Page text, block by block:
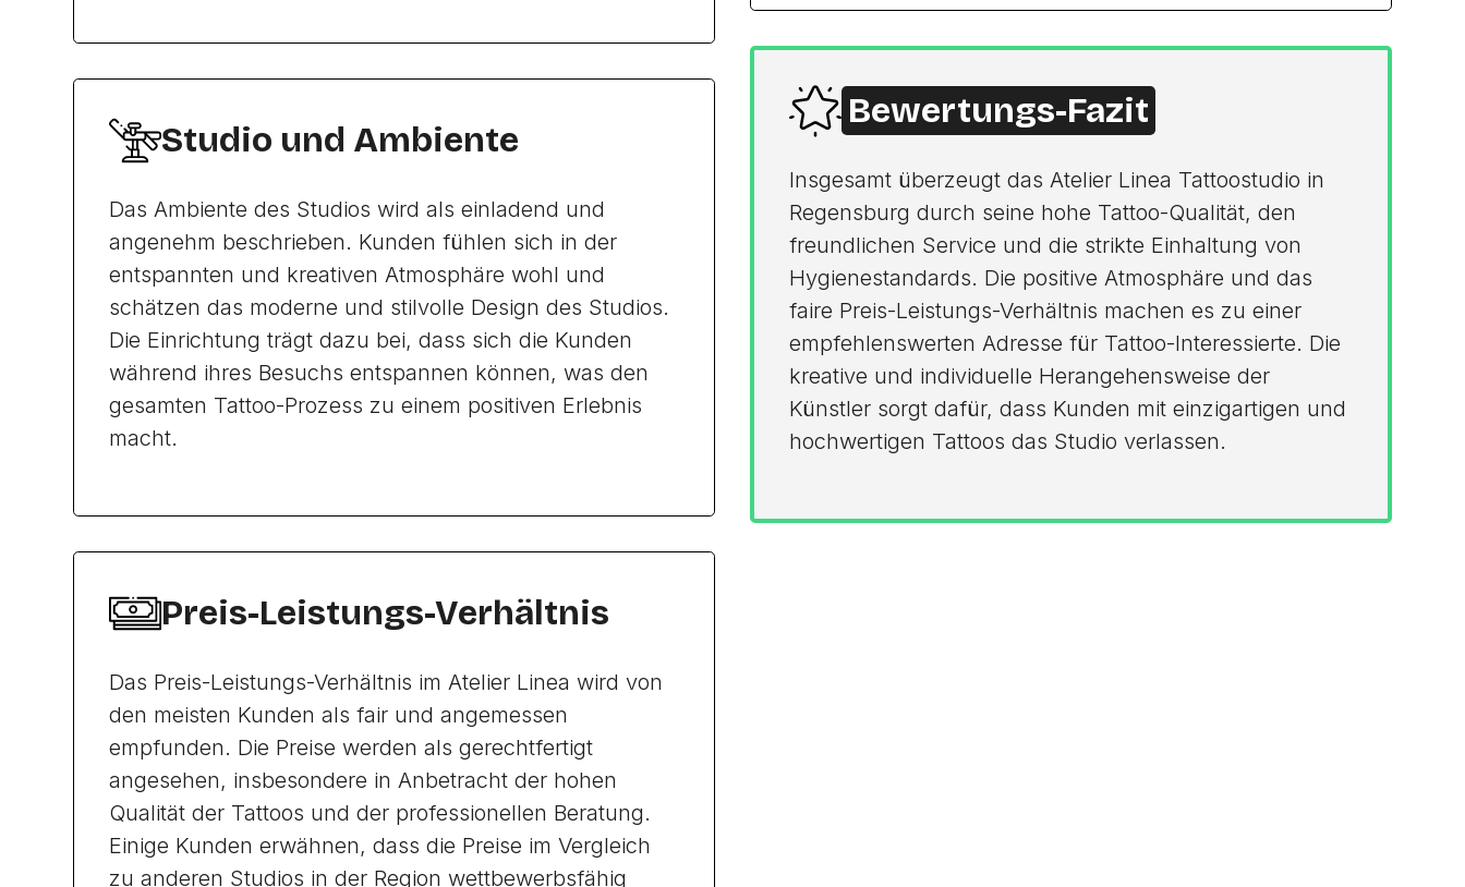
Studio und Ambiente
Das Ambiente des Studios wird als einladend und
angenehm beschrieben. Kunden fühlen sich in der
entspannten und kreativen Atmosphäre wohl und
schätzen das moderne und stilvolle Design des Studios.
Die Einrichtung trägt dazu bei, dass sich die Kunden
während ihres Besuchs entspannen können, was den
gesamten Tattoo-Prozess zu einem positiven Erlebnis
macht.
Preis-Leistungs-Verhältnis
Das Preis-Leistungs-Verhältnis im Atelier Linea wird von
den meisten Kunden als fair und angemessen
empfunden. Die Preise werden als gerechtfertigt
angesehen, insbesondere in Anbetracht der hohen
Qualität der Tattoos und der professionellen Beratung.
Einige Kunden erwähnen, dass die Preise im Vergleich
zu anderen Studios in der Region wettbewerbsfähig
Bewertungs-Fazit
Insgesamt überzeugt das Atelier Linea Tattoostudio in
Regensburg durch seine hohe Tattoo-Qualität, den
freundlichen Service und die strikte Einhaltung von
Hygienestandards. Die positive Atmosphäre und das
faire Preis-Leistungs-Verhältnis machen es zu einer
empfehlenswerten Adresse für Tattoo-Interessierte. Die
kreative und individuelle Herangehensweise der
Künstler sorgt dafür, dass Kunden mit einzigartigen und
hochwertigen Tattoos das Studio verlassen.